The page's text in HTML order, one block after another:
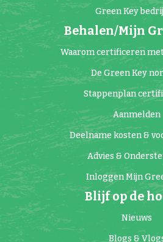
Green Key
Behalen/Mijn
Waarom certificeren
De Green Key
Stappenplan
Aanmelden
Deelname kosten &
Advies &
Inloggen Mijn
Blijf op de
Nieuws
Blogs &